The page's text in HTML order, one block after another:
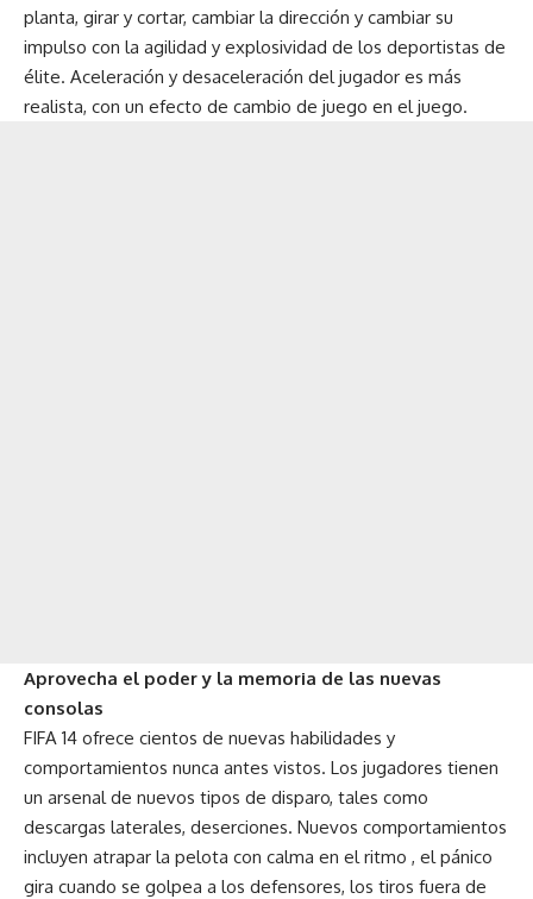
planta, girar y cortar, cambiar la dirección y cambiar su
impulso con la agilidad y explosividad de los deportistas de
élite. Aceleración y desaceleración del jugador es más
realista, con un efecto de cambio de juego en el juego.
Aprovecha el poder y la memoria de las nuevas
consolas
FIFA 14 ofrece cientos de nuevas habilidades y
comportamientos nunca antes vistos. Los jugadores tienen
un arsenal de nuevos tipos de disparo, tales como
descargas laterales, deserciones. Nuevos comportamientos
incluyen atrapar la pelota con calma en el ritmo , el pánico
gira cuando se golpea a los defensores, los tiros fuera de